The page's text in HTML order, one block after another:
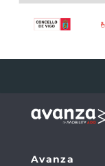
Avanza